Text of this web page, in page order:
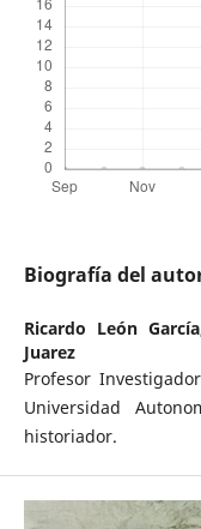
Biografía del
Ricardo León
Juarez
Profesor
Universidad
historiador.